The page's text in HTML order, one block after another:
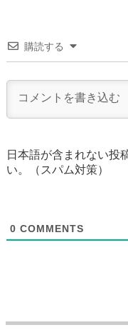
購読する
日本語が含まれない投
い。（スパム対策）
0 COMMENTS